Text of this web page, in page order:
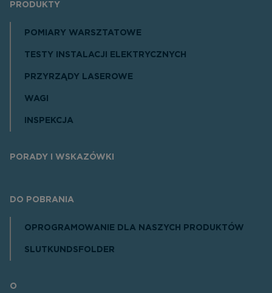
PRODUKTY
POMIARY WARSZTATOWE
TESTY INSTALACJI ELEKTRYCZNYCH
PRZYRZĄDY LASEROWE
WAGI
INSPEKCJA
PORADY I WSKAZÓWKI
DO POBRANIA
OPROGRAMOWANIE DLA NASZYCH PRODUKTÓW
SLUTKUNDSFOLDER
O